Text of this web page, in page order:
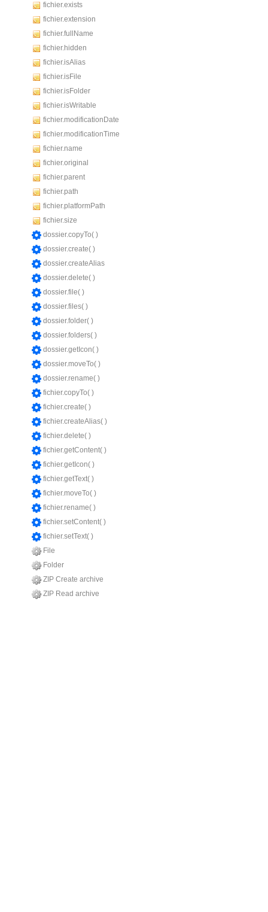
fichier.exists
fichier.extension
fichier.fullName
fichier.hidden
fichier.isAlias
fichier.isFile
fichier.isFolder
fichier.isWritable
fichier.modificationDate
fichier.modificationTime
fichier.name
fichier.original
fichier.parent
fichier.path
fichier.platformPath
fichier.size
dossier.copyTo( )
dossier.create( )
dossier.createAlias
dossier.delete( )
dossier.file( )
dossier.files( )
dossier.folder( )
dossier.folders( )
dossier.getIcon( )
dossier.moveTo( )
dossier.rename( )
fichier.copyTo( )
fichier.create( )
fichier.createAlias( )
fichier.delete( )
fichier.getContent( )
fichier.getIcon( )
fichier.getText( )
fichier.moveTo( )
fichier.rename( )
fichier.setContent( )
fichier.setText( )
File
Folder
ZIP Create archive
ZIP Read archive